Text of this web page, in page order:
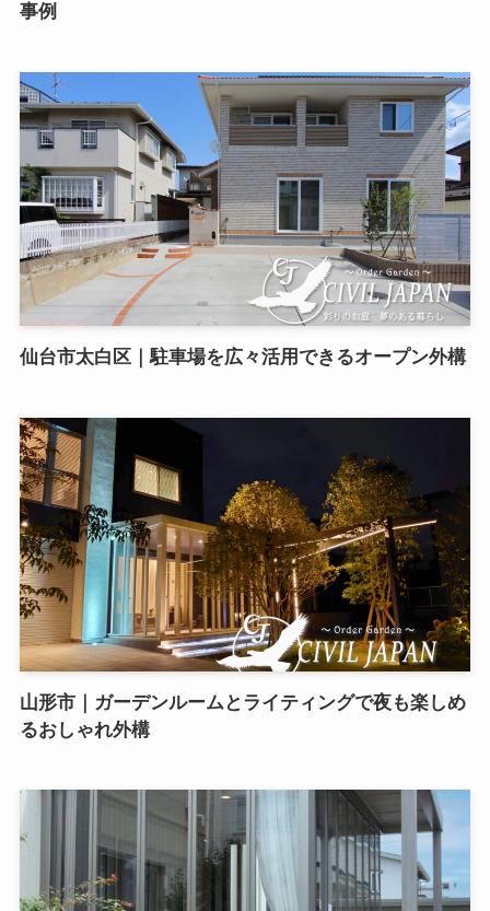
事例
仙台市太白区｜駐車場を広々活用できるオープン外構
山形市｜ガーデンルームとライティングで夜も楽しめ
るおしゃれ外構